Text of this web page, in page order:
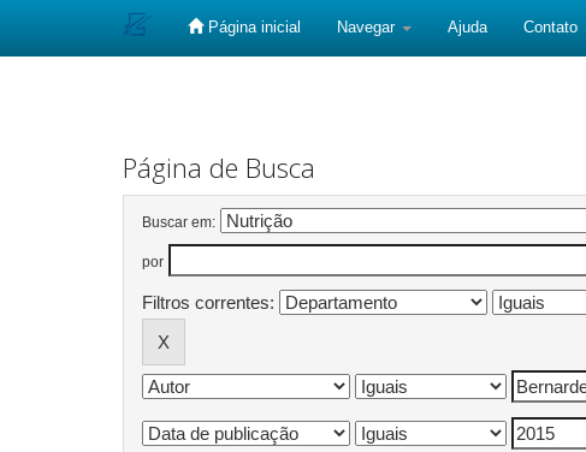
Página inicial Navegar Ajuda Contato
Página de Busca
Buscar em:
por
Filtros correntes: